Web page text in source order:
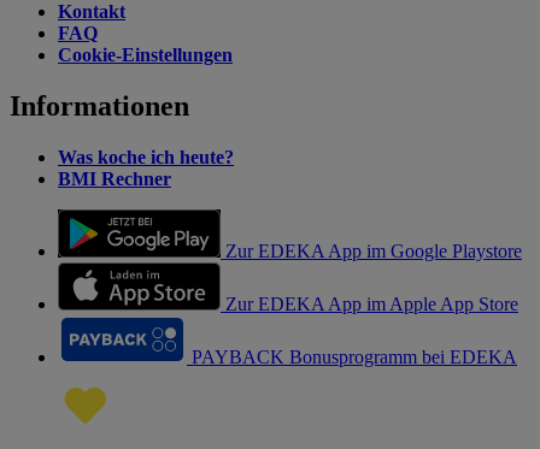
Kontakt
FAQ
Cookie-Einstellungen
Informationen
Was koche ich heute?
BMI Rechner
Zur EDEKA App im Google Playstore
Zur EDEKA App im Apple App Store
PAYBACK Bonusprogramm bei EDEKA